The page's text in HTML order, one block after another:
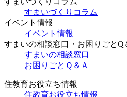
すまいづくりコラム
イベント情報
イベント情報
すまいの相談窓口・お困りごとQ
すまいの相談窓口
お困りごとＱ＆Ａ
住教育お役立ち情報
住教育お役立ち情報